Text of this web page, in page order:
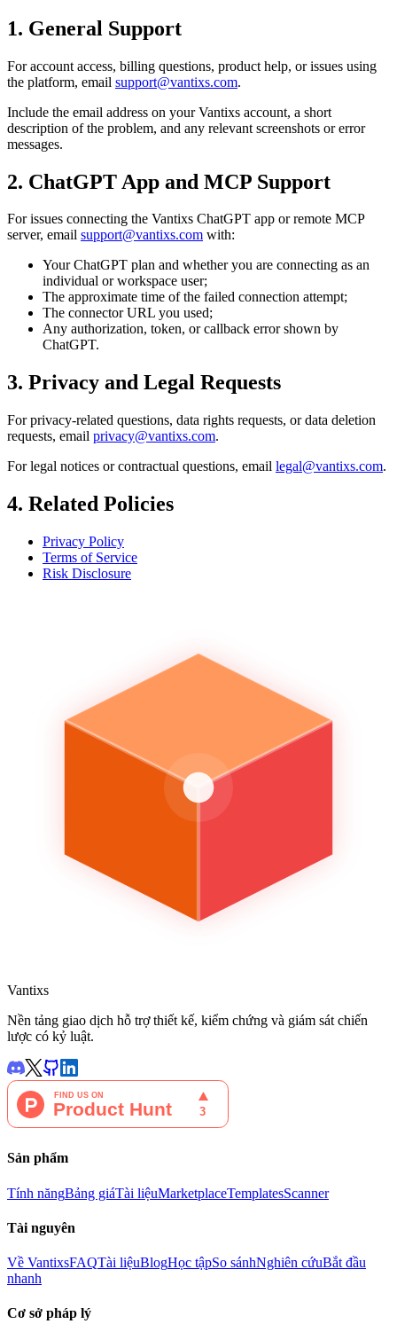
1. General Support
For account access, billing questions, product help, or issues using
the platform, email support@vantixs.com.
Include the email address on your Vantixs account, a short
description of the problem, and any relevant screenshots or error
messages.
2. ChatGPT App and MCP Support
For issues connecting the Vantixs ChatGPT app or remote MCP
server, email support@vantixs.com with:
Your ChatGPT plan and whether you are connecting as an
individual or workspace user;
The approximate time of the failed connection attempt;
The connector URL you used;
Any authorization, token, or callback error shown by
ChatGPT.
3. Privacy and Legal Requests
For privacy-related questions, data rights requests, or data deletion
requests, email privacy@vantixs.com.
For legal notices or contractual questions, email legal@vantixs.com.
4. Related Policies
Privacy Policy
Terms of Service
Risk Disclosure
Vantixs
Nền tảng giao dịch hỗ trợ thiết kế, kiểm chứng và giám sát chiến
lược có kỷ luật.
Sản phẩm
Tính năngBảng giáTài liệuMarketplaceTemplatesScanner
Tài nguyên
Về VantixsFAQTài liệuBlogHọc tậpSo sánhNghiên cứuBắt đầu
nhanh
Cơ sở pháp lý